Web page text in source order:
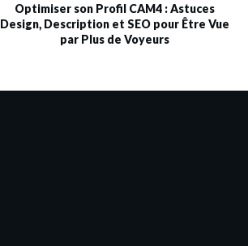
Optimiser son Profil CAM4 : Astuces
Design, Description et SEO pour Être Vue
par Plus de Voyeurs